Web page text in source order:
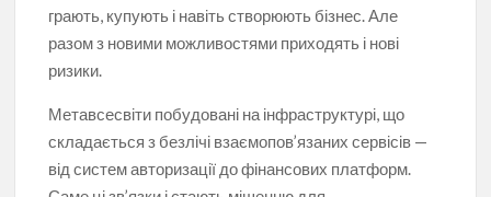
грають, купують і навіть створюють бізнес. Але
разом з новими можливостями приходять і нові
ризики.
Метавсесвіти побудовані на інфраструктурі, що
складається з безлічі взаємопов’язаних сервісів —
від систем авторизації до фінансових платформ.